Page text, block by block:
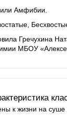
Амфибии.
Гречухина
МБОУ
к жизни на суше